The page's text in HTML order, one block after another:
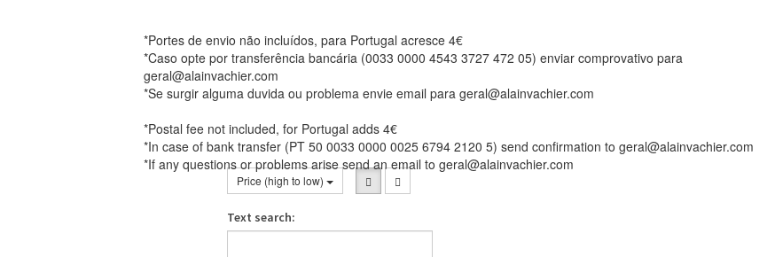
*Portes de envio não incluídos, para Portugal acresce 4€
*Caso opte por transferência bancária (0033 0000 4543 3727 472 05) enviar comprovativo para
geral@alainvachier.com
*Se surgir alguma duvida ou problema envie email para geral@alainvachier.com
*Postal fee not included, for Portugal adds 4€
*In case of bank transfer (PT 50 0033 0000 0025 6794 2120 5) send confirmation to geral@alainvachier.com
*If any questions or problems arise send an email to geral@alainvachier.com
Price (high to low)
Text search: